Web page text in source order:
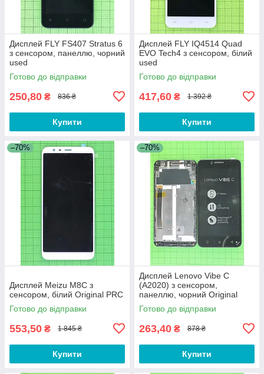
Дисплей FLY FS407 Stratus 6
з сенсором, панеллю, чорний
used
Готово до відправки
250,80 ₴ 836 ₴
Купити
Дисплей FLY IQ4514 Quad
EVO Tech4 з сенсором, білий
used
Готово до відправки
417,60 ₴ 1 392 ₴
Купити
–70%
Дисплей Meizu M8C з
сенсором, білий Original PRC
Готово до відправки
553,50 ₴ 1 845 ₴
Купити
–70%
Дисплей Lenovo Vibe C
(A2020) з сенсором,
панеллю, чорний Original
PRC
Готово до відправки
263,40 ₴ 878 ₴
Купити